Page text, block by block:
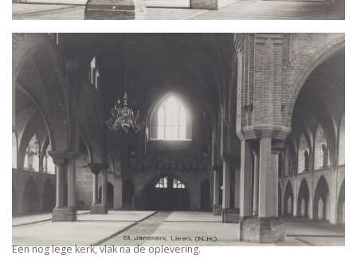
Een nog lege kerk, vlak na de oplevering.